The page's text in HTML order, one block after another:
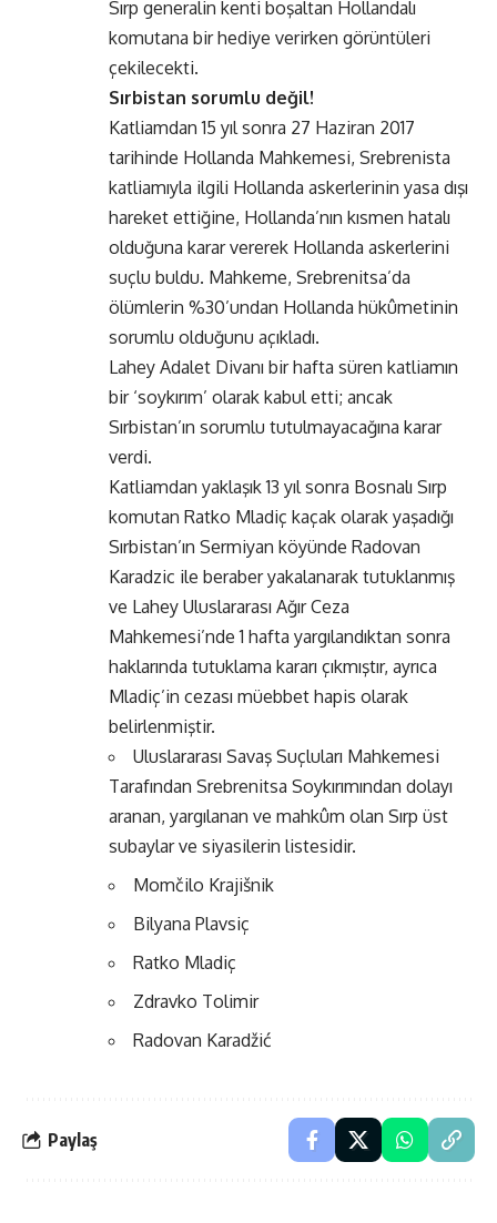
Sırp generalin kenti boşaltan Hollandalı
komutana bir hediye verirken görüntüleri
çekilecekti.
Sırbistan sorumlu değil!
Katliamdan 15 yıl sonra 27 Haziran 2017
tarihinde Hollanda Mahkemesi, Srebrenista
katliamıyla ilgili Hollanda askerlerinin yasa dışı
hareket ettiğine, Hollanda’nın kısmen hatalı
olduğuna karar vererek Hollanda askerlerini
suçlu buldu. Mahkeme, Srebrenitsa’da
ölümlerin %30’undan Hollanda hükûmetinin
sorumlu olduğunu açıkladı.
Lahey Adalet Divanı bir hafta süren katliamın
bir ‘soykırım’ olarak kabul etti; ancak
Sırbistan’ın sorumlu tutulmayacağına karar
verdi.
Katliamdan yaklaşık 13 yıl sonra Bosnalı Sırp
komutan Ratko Mladiç kaçak olarak yaşadığı
Sırbistan’ın Sermiyan köyünde Radovan
Karadzic ile beraber yakalanarak tutuklanmış
ve Lahey Uluslararası Ağır Ceza
Mahkemesi’nde 1 hafta yargılandıktan sonra
haklarında tutuklama kararı çıkmıştır, ayrıca
Mladiç’in cezası müebbet hapis olarak
belirlenmiştir.
Uluslararası Savaş Suçluları Mahkemesi
Tarafından Srebrenitsa Soykırımından dolayı
aranan, yargılanan ve mahkûm olan Sırp üst
subaylar ve siyasilerin listesidir.
Momčilo Krajišnik
Bilyana Plavsiç
Ratko Mladiç
Zdravko Tolimir
Radovan Karadžić
Paylaş